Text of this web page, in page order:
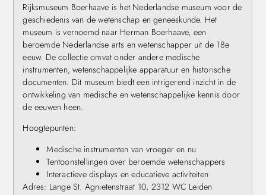
Rijksmuseum Boerhaave is het Nederlandse museum voor de
geschiedenis van de wetenschap en geneeskunde. Het
museum is vernoemd naar Herman Boerhaave, een
beroemde Nederlandse arts en wetenschapper uit de 18e
eeuw. De collectie omvat onder andere medische
instrumenten, wetenschappelijke apparatuur en historische
documenten. Dit museum biedt een intrigerend inzicht in de
ontwikkeling van medische en wetenschappelijke kennis door
de eeuwen heen.
Hoogtepunten:
Medische instrumenten van vroeger en nu
Tentoonstellingen over beroemde wetenschappers
Interactieve displays en educatieve activiteiten
Adres: Lange St. Agnietenstraat 10, 2312 WC Leiden